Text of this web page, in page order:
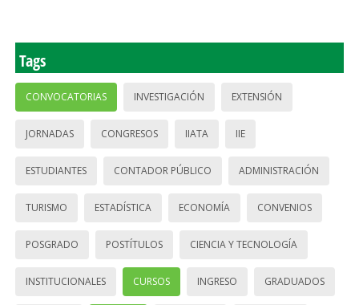
Tags
CONVOCATORIAS INVESTIGACIÓN EXTENSIÓN
JORNADAS CONGRESOS IIATA IIE
ESTUDIANTES CONTADOR PÚBLICO ADMINISTRACIÓN
TURISMO ESTADÍSTICA ECONOMÍA CONVENIOS
POSGRADO POSTÍTULOS CIENCIA Y TECNOLOGÍA
INSTITUCIONALES CURSOS INGRESO GRADUADOS